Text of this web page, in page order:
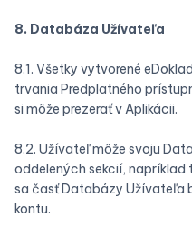
8. Databáza Užívateľa
8.1. Všetky vytvorené
trvania Predplatného
si môže prezerať v Aplikácii.
8.2. Užívateľ môže svoju
oddelených sekcií, napríklad
sa časť Databázy Užívateľa
kontu.